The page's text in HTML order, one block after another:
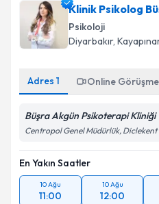
takvim hazırlandığında
E-posta Adresiniz
Metni'ni okudum ve
kapsamda
Takvim
Klinik Psikolog
Psikoloji
Diyarbakır,
Adres 1 Online Görüşme
Büşra Akgün Psikoterapi Kliniği
Centropol Genel Müdürlük, Diclekent
En Yakın Saatler
10 Ağu
11:00
10 Ağu
12:00